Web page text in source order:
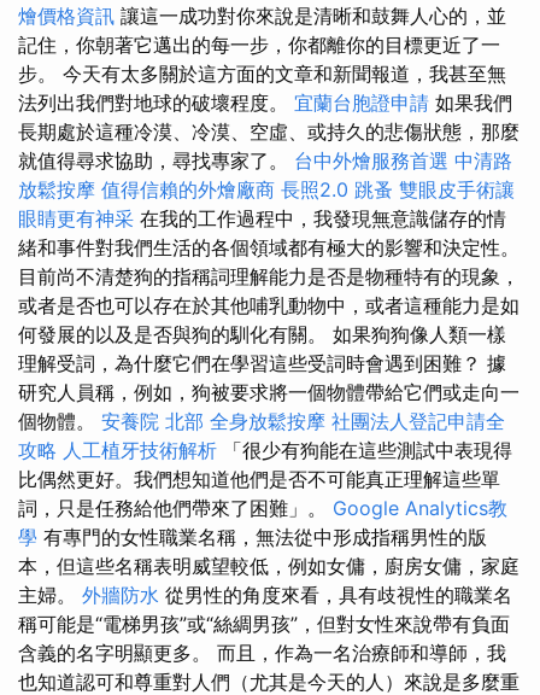
燴價格資訊 讓這一成功對你來說是清晰和鼓舞人心的，並
記住，你朝著它邁出的每一步，你都離你的目標更近了一
步。 今天有太多關於這方面的文章和新聞報道，我甚至無
法列出我們對地球的破壞程度。 宜蘭台胞證申請 如果我們
長期處於這種冷漠、冷漠、空虛、或持久的悲傷狀態，那麼
就值得尋求協助，尋找專家了。 台中外燴服務首選 中清路
放鬆按摩 值得信賴的外燴廠商 長照2.0 跳蚤 雙眼皮手術讓
眼睛更有神采 在我的工作過程中，我發現無意識儲存的情
緒和事件對我們生活的各個領域都有極大的影響和決定性。
目前尚不清楚狗的指稱詞理解能力是否是物種特有的現象，
或者是否也可以存在於其他哺乳動物中，或者這種能力是如
何發展的以及是否與狗的馴化有關。 如果狗狗像人類一樣
理解受詞，為什麼它們在學習這些受詞時會遇到困難？ 據
研究人員稱，例如，狗被要求將一個物體帶給它們或走向一
個物體。 安養院 北部 全身放鬆按摩 社團法人登記申請全
攻略 人工植牙技術解析 「很少有狗能在這些測試中表現得
比偶然更好。我們想知道他們是否不可能真正理解這些單
詞，只是任務給他們帶來了困難」。 Google Analytics教
學 有專門的女性職業名稱，無法從中形成指稱男性的版
本，但這些名稱表明威望較低，例如女傭，廚房女傭，家庭
主婦。 外牆防水 從男性的角度來看，具有歧視性的職業名
稱可能是“電梯男孩”或“絲綢男孩”，但對女性來說帶有負面
含義的名字明顯更多。 而且，作為一名治療師和導師，我
也知道認可和尊重對人們（尤其是今天的人）來說是多麼重